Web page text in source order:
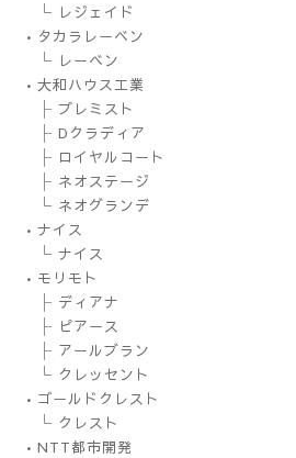
└ レジェイド
•タカラレーベン
└ レーベン
•大和ハウス工業
├ プレミスト
├ Dクラディア
├ ロイヤルコート
├ ネオステージ
└ ネオグランデ
•ナイス
└ ナイス
•モリモト
├ ディアナ
├ ピアース
├ アールブラン
└ クレッセント
•ゴールドクレスト
└ クレスト
•NTT都市開発